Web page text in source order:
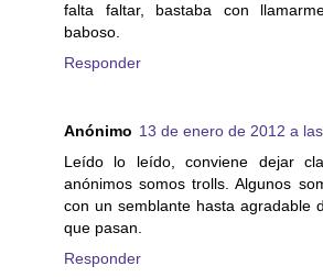
falta faltar, bastaba con
baboso.
Responder
Anónimo 13 de enero de 2012 a
Leído lo leído, conviene dejar
anónimos somos trolls. Algunos
con un semblante hasta agradable
que pasan.
Responder